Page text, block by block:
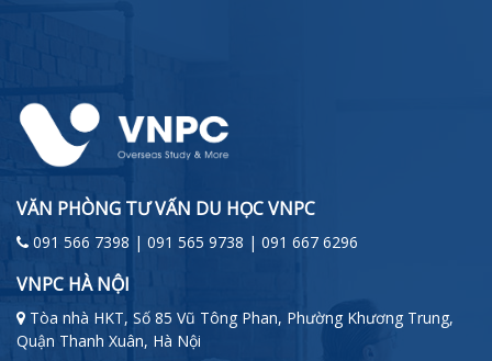
VĂN PHÒNG TƯ VẤN DU HỌC VNPC
091 566 7398 | 091 565 9738 | 091 667 6296
VNPC HÀ NỘI
Tòa nhà HKT, Số 85 Vũ Tông Phan, Phường Khương Trung,
Quận Thanh Xuân, Hà Nội